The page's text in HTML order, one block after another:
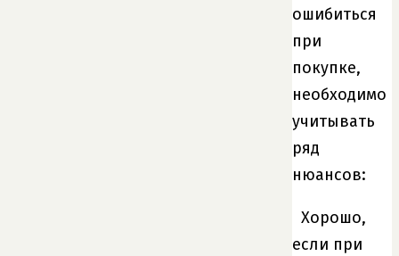
ошибиться
при
покупке,
необходимо
учитывать
ряд
нюансов:
Хорошо,
если при